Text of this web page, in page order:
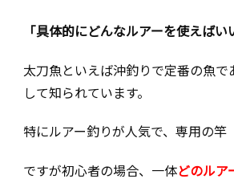
「具体的にどんなルアーを使えば
太刀魚といえば沖釣りで定番の魚
して知られています。
特にルアー釣りが人気で、専用の竿
ですが初心者の場合、一体どのルア